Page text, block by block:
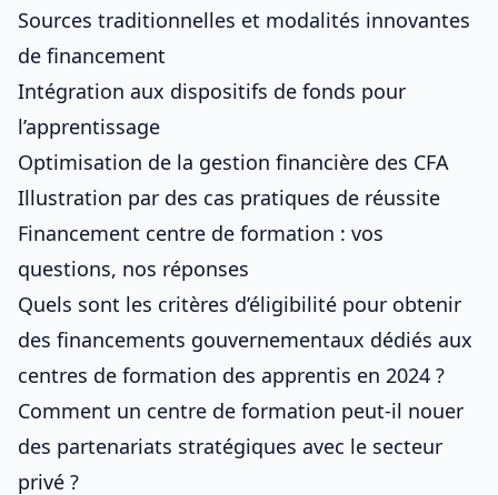
Sources traditionnelles et modalités innovantes
de financement
Intégration aux dispositifs de fonds pour
l’apprentissage
Optimisation de la gestion financière des CFA
Illustration par des cas pratiques de réussite
Financement centre de formation : vos
questions, nos réponses
Quels sont les critères d’éligibilité pour obtenir
des financements gouvernementaux dédiés aux
centres de formation des apprentis en 2024 ?
Comment un centre de formation peut-il nouer
des partenariats stratégiques avec le secteur
privé ?